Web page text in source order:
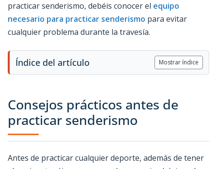
practicar senderismo, debéis conocer el equipo
necesario para practicar senderismo para evitar
cualquier problema durante la travesía.
Índice del artículo Mostrar índice
Consejos prácticos antes de
practicar senderismo
Antes de practicar cualquier deporte, además de tener